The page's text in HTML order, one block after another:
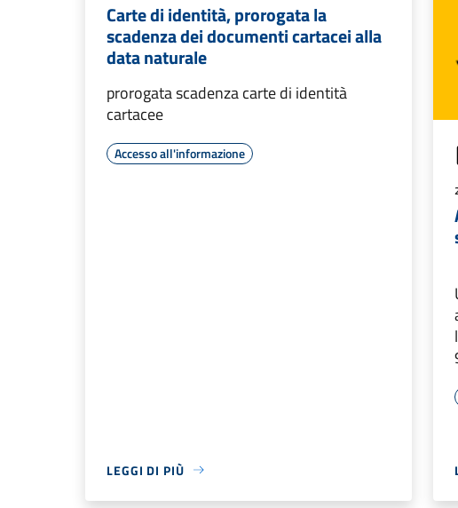
Carte di identità, prorogata la
scadenza dei documenti cartacei alla
data naturale
prorogata scadenza carte di identità
cartacee
Accesso all'informazione
LEGGI DI PIÙ